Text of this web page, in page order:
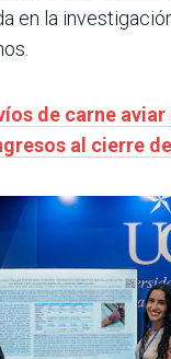
en la
de carne aviar
al cierre